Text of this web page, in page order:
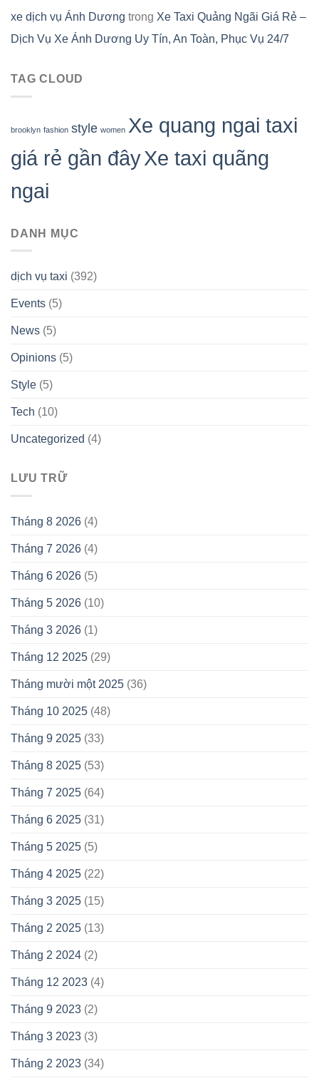
xe dịch vụ Ánh Dương trong Xe Taxi Quảng Ngãi Giá Rẻ –
Dịch Vụ Xe Ánh Dương Uy Tín, An Toàn, Phục Vụ 24/7
TAG CLOUD
brooklyn fashion style women Xe quang ngai taxi
giá rẻ gần đâyXe taxi quãng
ngai
DANH MỤC
dịch vụ taxi (392)
Events (5)
News (5)
Opinions (5)
Style (5)
Tech (10)
Uncategorized (4)
LƯU TRỮ
Tháng 8 2026 (4)
Tháng 7 2026 (4)
Tháng 6 2026 (5)
Tháng 5 2026 (10)
Tháng 3 2026 (1)
Tháng 12 2025 (29)
Tháng mười một 2025 (36)
Tháng 10 2025 (48)
Tháng 9 2025 (33)
Tháng 8 2025 (53)
Tháng 7 2025 (64)
Tháng 6 2025 (31)
Tháng 5 2025 (5)
Tháng 4 2025 (22)
Tháng 3 2025 (15)
Tháng 2 2025 (13)
Tháng 2 2024 (2)
Tháng 12 2023 (4)
Tháng 9 2023 (2)
Tháng 3 2023 (3)
Tháng 2 2023 (34)